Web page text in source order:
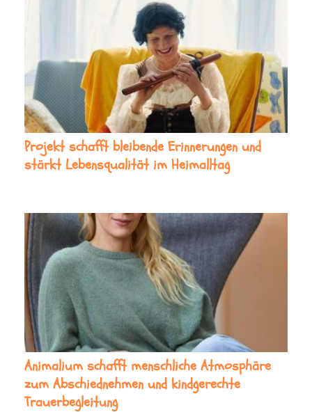
Projekt schafft bleibende Erinnerungen und
stärkt Lebensqualität im Heimalltag
Animalium schafft menschliche Atmosphäre
zum Abschiednehmen und kindgerechte
Trauerbegleitung